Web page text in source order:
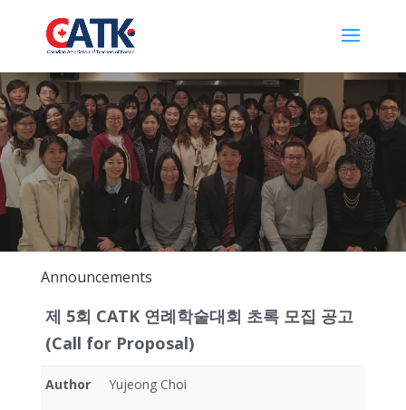
Announcements
제 5회 CATK 연례학술대회 초록 모집 공고
(Call for Proposal)
Author Yujeong Choi